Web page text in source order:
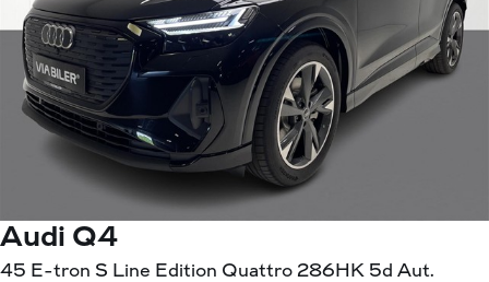
Audi Q4
45 E-tron S Line Edition Quattro 286HK 5d Aut.